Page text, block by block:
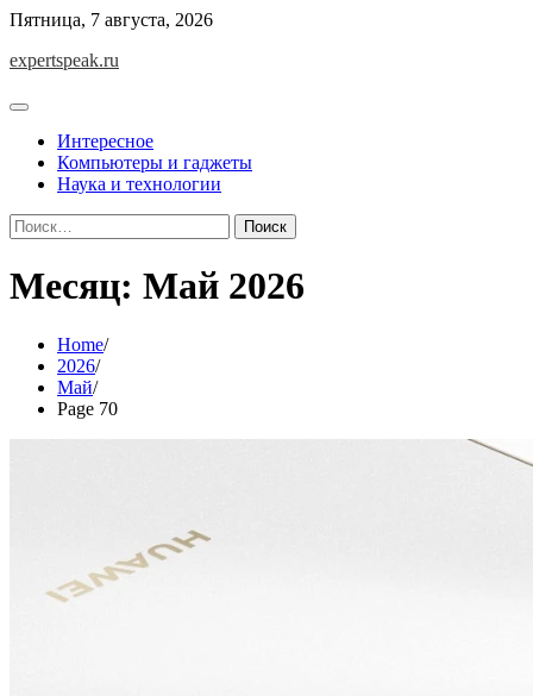
Skip
content
Пятница, 7 августа, 2026
expertspeak.ru
Интересное
Компьютеры и гаджеты
Наука и технологии
Найти:
Месяц: Май 2026
Home
2026
Май
Page 70